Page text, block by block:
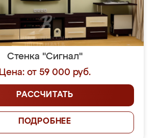
Стенка "Сигнал"
Цена: от 59 000 руб.
РАССЧИТАТЬ
ПОДРОБНЕЕ